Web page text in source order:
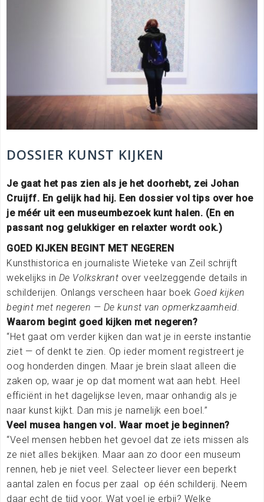
DOSSIER KUNST KIJKEN
Je gaat het pas zien als je het doorhebt, zei Johan
Cruijff. En gelijk had hij. Een dossier vol tips over hoe
je méér uit een museumbezoek kunt halen. (En en
passant nog gelukkiger en relaxter wordt ook.)
GOED KIJKEN BEGINT MET NEGEREN
Kunsthistorica en journaliste Wieteke van Zeil schrijft
wekelijks in De Volkskrant over veelzeggende details in
schilderijen. Onlangs verscheen haar boek Goed kijken
begint met negeren — De kunst van opmerkzaamheid.
Waarom begint goed kijken met negeren?
“Het gaat om verder kijken dan wat je in eerste instantie
ziet — of denkt te zien. Op ieder moment registreert je
oog honderden dingen. Maar je brein slaat alleen die
zaken op, waar je op dat moment wat aan hebt. Heel
efficiënt in het dagelijkse leven, maar onhandig als je
naar kunst kijkt. Dan mis je namelijk een boel.”
Veel musea hangen vol. Waar moet je beginnen?
“Veel mensen hebben het gevoel dat ze iets missen als
ze niet alles bekijken. Maar aan zo door een museum
rennen, heb je niet veel. Selecteer liever een beperkt
aantal zalen en focus per zaal op één schilderij. Neem
daar echt de tijd voor. Wat voel je erbij? Welke